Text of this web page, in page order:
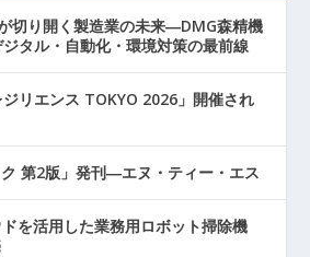
切り開く製造業の未来―DMG森精機
タル・自動化・環境対策の最前線
ジリエンス TOKYO 2026」開催され
ク 第2版」発刊―エヌ・ティー・エス
を活用した業務用ロボット掃除機